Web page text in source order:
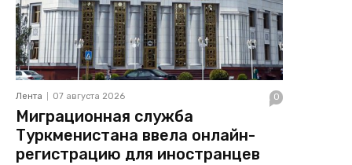
Лента 07 августа 2026 0
Миграционная служба
Туркменистана ввела онлайн-
регистрацию для иностранцев